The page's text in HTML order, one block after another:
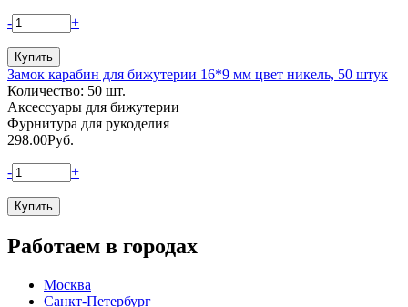
- +
Замок карабин для бижутерии 16*9 мм цвет никель, 50 штук
Количество: 50 шт.
Аксессуары для бижутерии
Фурнитура для рукоделия
298.00Руб.
- +
Работаем в городах
Москва
Санкт-Петербург